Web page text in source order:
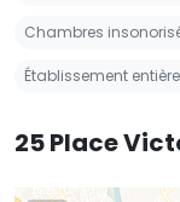
Chambres
Établissement
25 Place